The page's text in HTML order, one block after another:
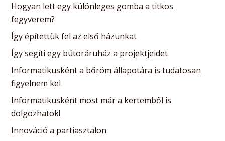
Hogyan lett egy különleges gomba a titkos
fegyverem?
Így építettük fel az első házunkat
Így segíti egy bútoráruház a projektjeidet
Informatikusként a bőröm állapotára is tudatosan
figyelnem kel
Informatikusként most már a kertemből is
dolgozhatok!
Innováció a partiasztalon